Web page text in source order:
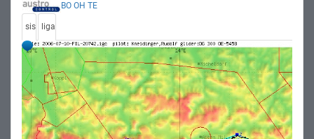
BO OH TE
sis liga